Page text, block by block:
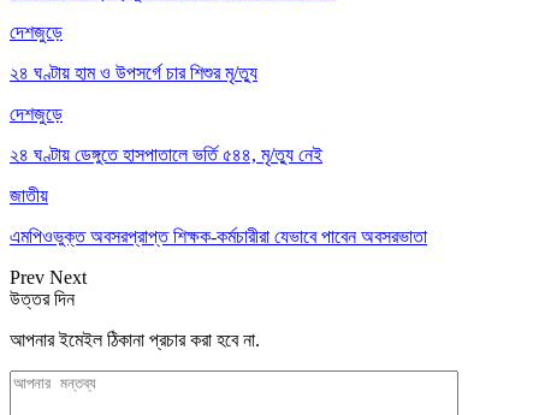
দেশজুড়ে
২৪ ঘণ্টায় হাম ও উপসর্গে চার শিশুর মৃ/ত্যু
দেশজুড়ে
২৪ ঘণ্টায় ডেঙ্গুতে হাসপাতালে ভর্তি ৫৪৪, মৃ/ত্যু নেই
জাতীয়
এমপিওভুক্ত অবসরপ্রাপ্ত শিক্ষক-কর্মচারীরা যেভাবে পাবেন অবসরভাতা
Prev Next
উত্তর দিন
আপনার ইমেইল ঠিকানা প্রচার করা হবে না.